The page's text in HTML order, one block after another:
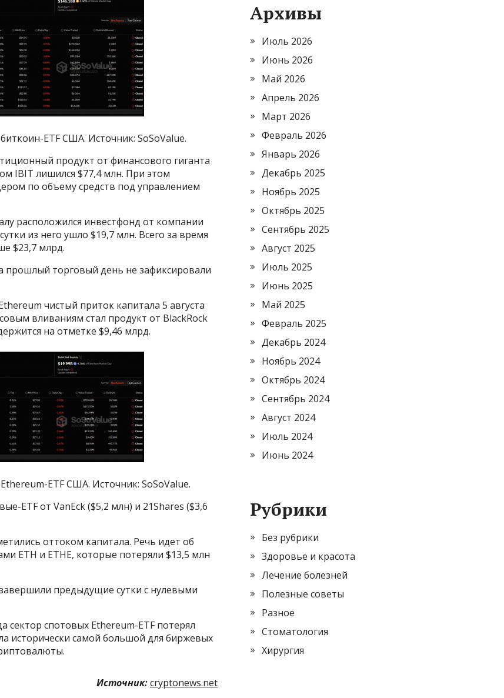
ETF США. Источник: SoSoValue.
продукт от финансового гиганта
IBIT лишился $77,4 млн. При этом
по объему средств под управлением
расположился инвестфонд от компании
из него ушло $19,7 млн. Всего за время
$23,7 млрд.
прошлый торговый день не зафиксировали
чистый приток капитала 5 августа
вливаниям стал продукт от BlackRock
на отметке $9,46 млрд.
ETF США. Источник: SoSoValue.
ETF от VanEck ($5,2 млн) и 21Shares ($3,6
оттоком капитала. Речь идет об
ETH и ETHE, которые потеряли $13,5 млн
предыдущие сутки с нулевыми
сектор спотовых Ethereum-ETF потерял
исторически самой большой для биржевых
Источник:cryptonews.net
Архивы
Июль 2026
Июнь 2026
Май 2026
Апрель 2026
Март 2026
Февраль 2026
Январь 2026
Декабрь 2025
Ноябрь 2025
Октябрь 2025
Сентябрь 2025
Август 2025
Июль 2025
Июнь 2025
Май 2025
Февраль 2025
Декабрь 2024
Ноябрь 2024
Октябрь 2024
Сентябрь 2024
Август 2024
Июль 2024
Июнь 2024
Рубрики
Без рубрики
Здоровье и красота
Лечение болезней
Полезные советы
Разное
Стоматология
Хирургия